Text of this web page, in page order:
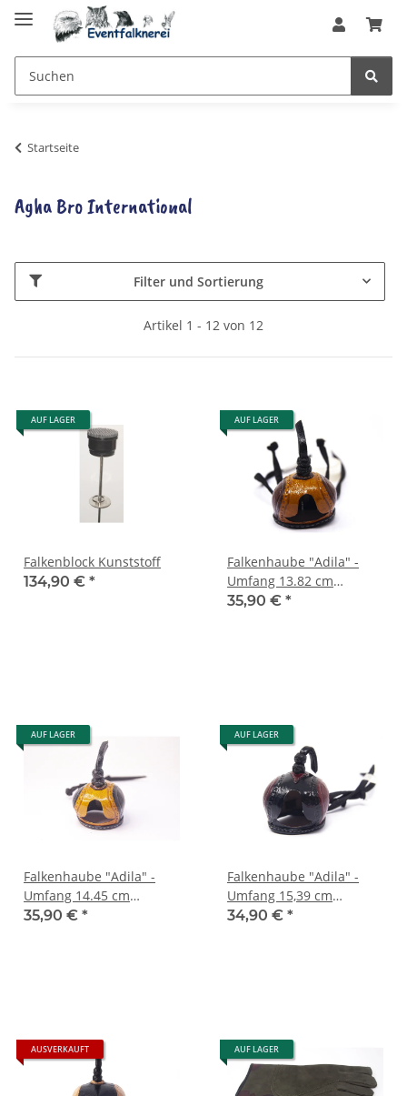
Startseite
Agha Bro International
Filter und Sortierung
Artikel 1 - 12 von 12
AUF LAGER
Falkenblock Kunststoff
134,90 € *
AUF LAGER
Falkenhaube "Adila" -
Umfang 13.82 cm
braun/cognac
35,90 € *
AUF LAGER
Falkenhaube "Adila" -
Umfang 14.45 cm
cognac/schwarz
35,90 € *
AUF LAGER
Falkenhaube "Adila" -
Umfang 15,39 cm
schwarz-rot
34,90 € *
AUSVERKAUFT AUF LAGER